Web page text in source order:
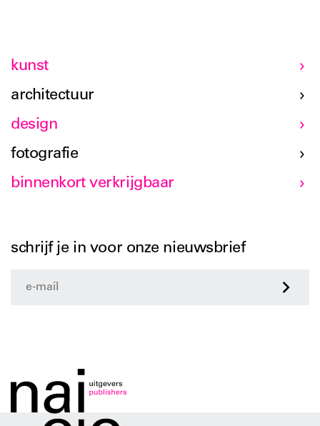
kunst
architectuur
design
fotografie
binnenkort verkrijgbaar
schrijf je in voor onze nieuwsbrief